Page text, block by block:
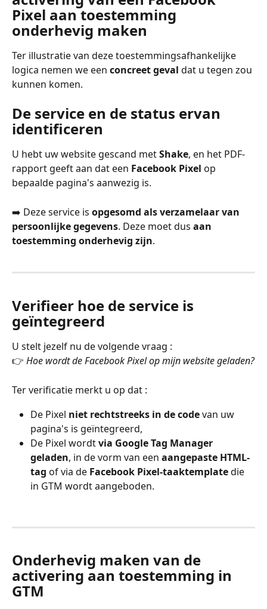
Pixel aan toestemming
onderhevig maken
Ter illustratie van deze toestemmingsafhankelijke
logica nemen we een concreet geval dat u tegen zou
kunnen komen.
De service en de status ervan
identificeren
U hebt uw website gescand met Shake, en het PDF-
rapport geeft aan dat een Facebook Pixel op
bepaalde pagina's aanwezig is.
➡️ Deze service is opgesomd als verzamelaar van
persoonlijke gegevens. Deze moet dus aan
toestemming onderhevig zijn.
Verifieer hoe de service is
geïntegreerd
U stelt jezelf nu de volgende vraag :
👉 Hoe wordt de Facebook Pixel op mijn website geladen?
Ter verificatie merkt u op dat :
De Pixel niet rechtstreeks in de code van uw
pagina's is geïntegreerd,
De Pixel wordt via Google Tag Manager
geladen, in de vorm van een aangepaste HTML-
tag of via de Facebook Pixel-taaktemplate die
in GTM wordt aangeboden.
Onderhevig maken van de
activering aan toestemming in
GTM